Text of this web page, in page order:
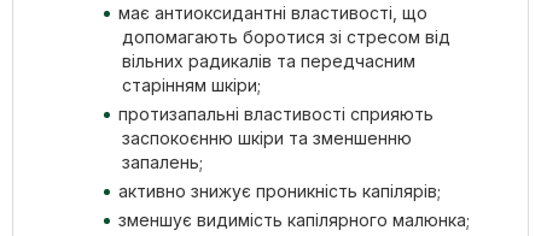
має антиоксидантні властивості, що
допомагають боротися зі стресом від
вільних радикалів та передчасним
старінням шкіри;
протизапальні властивості сприяють
заспокоєнню шкіри та зменшенню
запалень;
активно знижує проникність капілярів;
зменшує видимість капілярного малюнка;